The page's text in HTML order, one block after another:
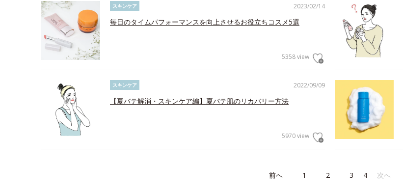
2023/02/14
スキンケア
毎日のタイムパフォーマンスを向上させるお役立ちコスメ5選
5358 view
2022/09/09
スキンケア
【夏バテ解消・スキンケア編】夏バテ肌のリカバリー方法
5970 view
前へ 1 2 3 4 次へ